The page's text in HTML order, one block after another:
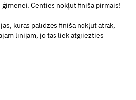
ģimenei. Centies nokļūt finišā pirmais!
kuras palīdzēs finišā nokļūt ātrāk,
līnijām, jo tās liek atgriezties